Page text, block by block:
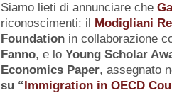
Siamo lieti di annunciare che
riconoscimenti: il Modigliani
Foundationin collaborazione
Fanno, e lo Young Scholar
Economics Paper, assegnato
su“Immigration in OECD